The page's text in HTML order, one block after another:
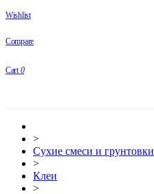
Wishlist
Compare
Cart 0
>
Сухие смеси и грунтовки
>
Клеи
>